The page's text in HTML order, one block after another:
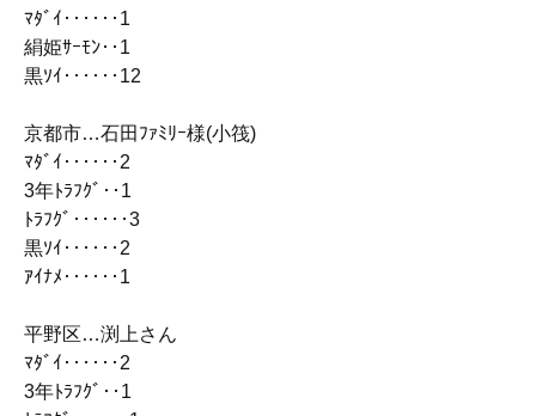
ﾏﾀﾞｲ‥‥‥1
絹姫ｻｰﾓﾝ‥1
黒ｿｲ‥‥‥12
京都市…石田ﾌｧﾐﾘｰ様(小筏)
ﾏﾀﾞｲ‥‥‥2
3年ﾄﾗﾌｸﾞ‥1
ﾄﾗﾌｸﾞ‥‥‥3
黒ｿｲ‥‥‥2
ｱｲﾅﾒ‥‥‥1
平野区…渕上さん
ﾏﾀﾞｲ‥‥‥2
3年ﾄﾗﾌｸﾞ‥1